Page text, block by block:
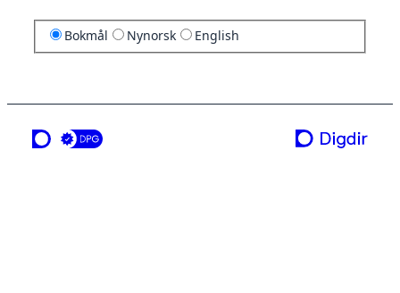
Bokmål Nynorsk English